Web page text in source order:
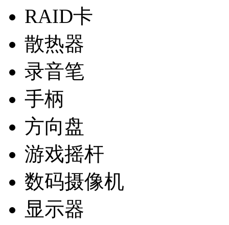
RAID卡
散热器
录音笔
手柄
方向盘
游戏摇杆
数码摄像机
显示器